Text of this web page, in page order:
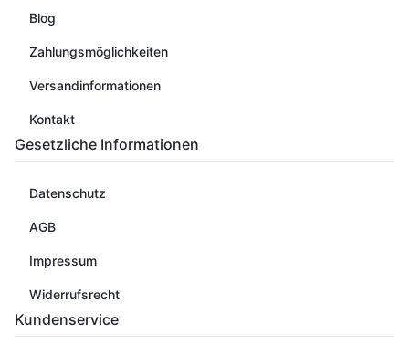
Blog
Zahlungsmöglichkeiten
Versandinformationen
Kontakt
Gesetzliche Informationen
Datenschutz
AGB
Impressum
Widerrufsrecht
Kundenservice